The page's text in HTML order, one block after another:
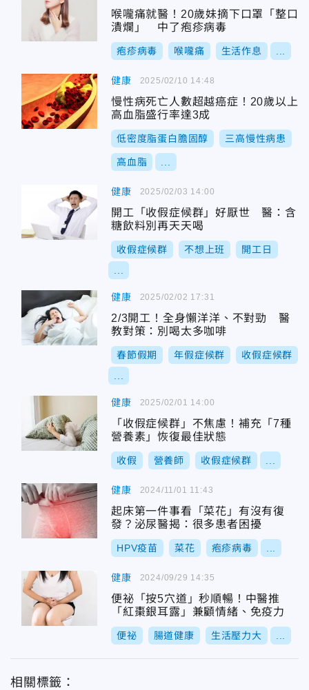
喉嚨痛就醫！20歲妹摘下口罩「整口
潰爛」 中了疱疹病毒
疱疹病毒 喉嚨痛 生活作息
健康
慢性病死亡人數超越癌症！20歲以上
高血脂盛行率達3成
低密度脂蛋白膽固醇 三高慢性病患
高血脂
2025/02/10 14:48
健康
開工「收假症候群」好厭世 醫：含
糖飲料別再天天喝
收假症候群 不想上班 開工日
2025/02/03 14:00
健康
2/3開工！全身懶洋洋、不對勁 醫
教對策：別喝太多咖啡
春節假期 年假症候群 收假症候群
2025/02/02 17:31
健康
「收假症候群」不焦慮！補充「7種
營養素」恢復最佳狀態
收假 營養師 收假症候群
2025/02/01 14:00
健康
起床第一件事看「菜花」有沒有復
發？泌尿醫揭：很多患者困擾
HPV疫苗 菜花 疱疹病毒
2024/11/01 11:43
健康
便祕「按5穴道」秒順暢！中醫推
「紅棗銀耳露」兼顧情緒、免疫力
便祕 腸道健康 生活壓力大
2024/09/29 14:35
相關標籤：